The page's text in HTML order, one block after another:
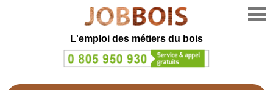
L'emploi des métiers du bois